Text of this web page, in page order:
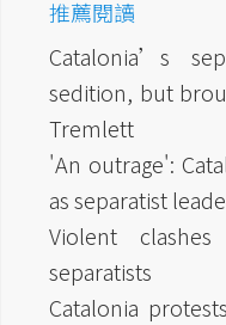
推薦閱讀
Catalonia’s
sedition, but
Tremlett
'An outrage':
as separatist
Violent
separatists
Catalonia